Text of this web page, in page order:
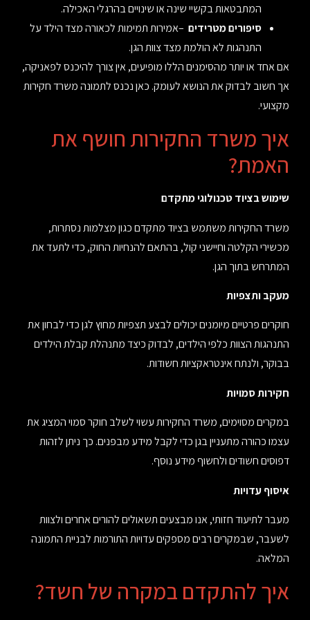
המתבטאות בקשיי שינה או שינויים בהרגלי האכילה.
סיפורים מטרידים –אמירות תמימות לכאורה מצד הילד על
התנהגות לא הולמת מצד צוות הגן.
אם אחד או יותר מהסימנים הללו מופיעים, אין צורך להיכנס לפאניקה,
אך חשוב לבדוק את הנושא לעומק. כאן נכנס לתמונה משרד חקירות
מקצועי.
איך משרד החקירות חושף את
האמת?
שימוש בציוד טכנולוגי מתקדם
משרד החקירות משתמש בציוד מתקדם כגון מצלמות נסתרות,
מכשירי הקלטה וחיישני קול, בהתאם להנחיות החוק, כדי לתעד את
המתרחש בתוך הגן.
מעקב ותצפיות
חוקרים פרטיים מיומנים יכולים לבצע תצפיות מחוץ לגן כדי לבחון את
התנהגות הצוות כלפי הילדים, לבדוק כיצד מתנהלת קבלת הילדים
בבוקר, ולנתח אינטראקציות חשודות.
חקירות סמויות
במקרים מסוימים, משרד החקירות עשוי לשלב חוקר סמוי המציג את
עצמו כהורה מתעניין בגן כדי לקבל מידע מבפנים. כך ניתן לזהות
דפוסים חשודים ולחשוף מידע נוסף.
איסוף עדויות
מעבר לתיעוד חזותי, אנו מבצעים תשאולים להורים אחרים ולצוות
לשעבר, שבמקרים רבים מספקים עדויות התורמות לבניית התמונה
המלאה.
איך להתקדם במקרה של חשד?